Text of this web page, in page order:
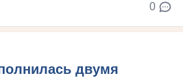
0
двумя